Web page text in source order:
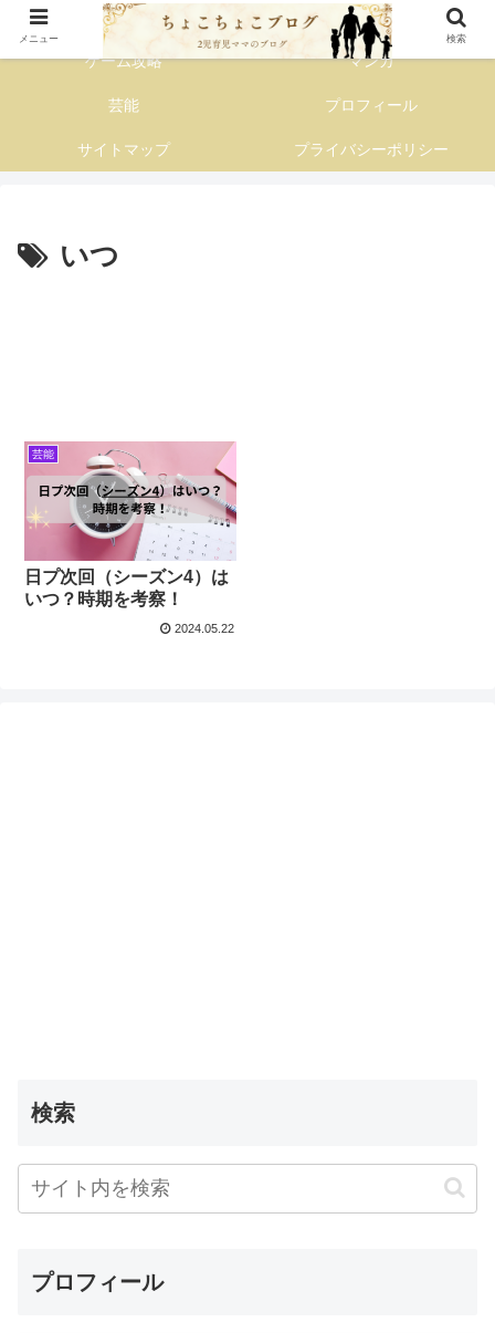
子育て主婦の情報発信ブログ
ゲーム攻略 マンガ
芸能 プロフィール
サイトマップ プライバシーポリシー
いつ
芸能
日プ次回（シーズン4）は
いつ？時期を考察！
2024.05.22
検索
プロフィール
メニュー 検索